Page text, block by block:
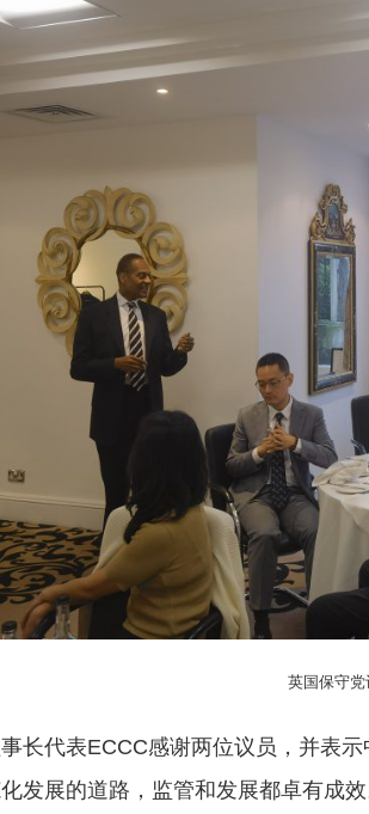
英国保守
长代表ECCC感谢两位议员，并表
发展的道路，监管和发展都卓有成